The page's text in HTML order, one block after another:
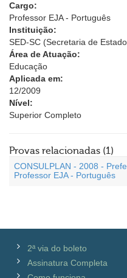
Cargo:
Professor EJA - Português
Instituição:
SED-SC (Secretaria de
Área de Atuação:
Educação
Aplicada em:
12/2009
Nível:
Superior Completo
Provas relacionadas (1)
CONSULPLAN - 2008 -
Professor EJA - Português
2ª via do boleto
Assinatura Completa